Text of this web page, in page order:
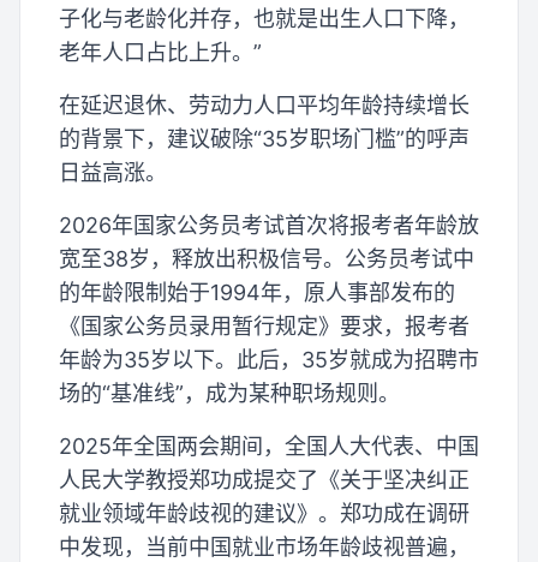
子化与老龄化并存，也就是出生人口下降，
老年人口占比上升。”
在延迟退休、劳动力人口平均年龄持续增长
的背景下，建议破除“35岁职场门槛”的呼声
日益高涨。
2026年国家公务员考试首次将报考者年龄放
宽至38岁，释放出积极信号。公务员考试中
的年龄限制始于1994年，原人事部发布的
《国家公务员录用暂行规定》要求，报考者
年龄为35岁以下。此后，35岁就成为招聘市
场的“基准线”，成为某种职场规则。
2025年全国两会期间，全国人大代表、中国
人民大学教授郑功成提交了《关于坚决纠正
就业领域年龄歧视的建议》。郑功成在调研
中发现，当前中国就业市场年龄歧视普遍，